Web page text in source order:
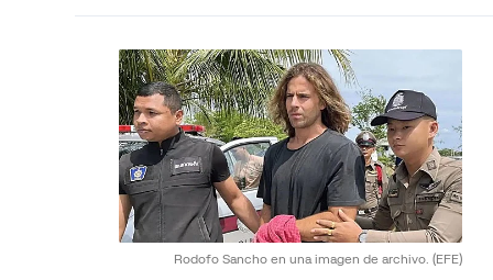
Rodofo Sancho en una imagen de archivo. (EFE)